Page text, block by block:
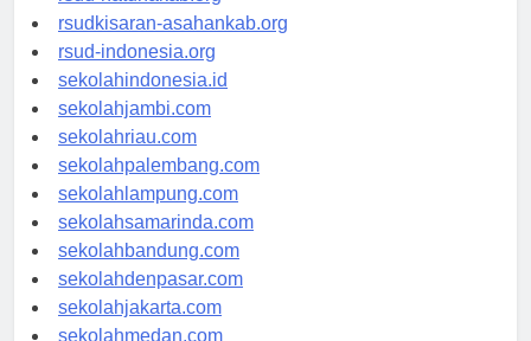
rsud-natunakab.org
rsudkisaran-asahankab.org
rsud-indonesia.org
sekolahindonesia.id
sekolahjambi.com
sekolahriau.com
sekolahpalembang.com
sekolahlampung.com
sekolahsamarinda.com
sekolahbandung.com
sekolahdenpasar.com
sekolahjakarta.com